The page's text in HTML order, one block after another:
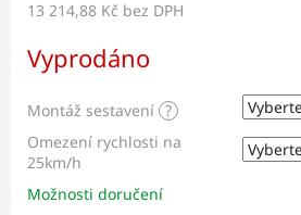
13 214,88 Kč bez DPH
cena:
Vyprodáno
Montáž sestavení ?
Omezení rychlosti na
25km/h
Možnosti doručení